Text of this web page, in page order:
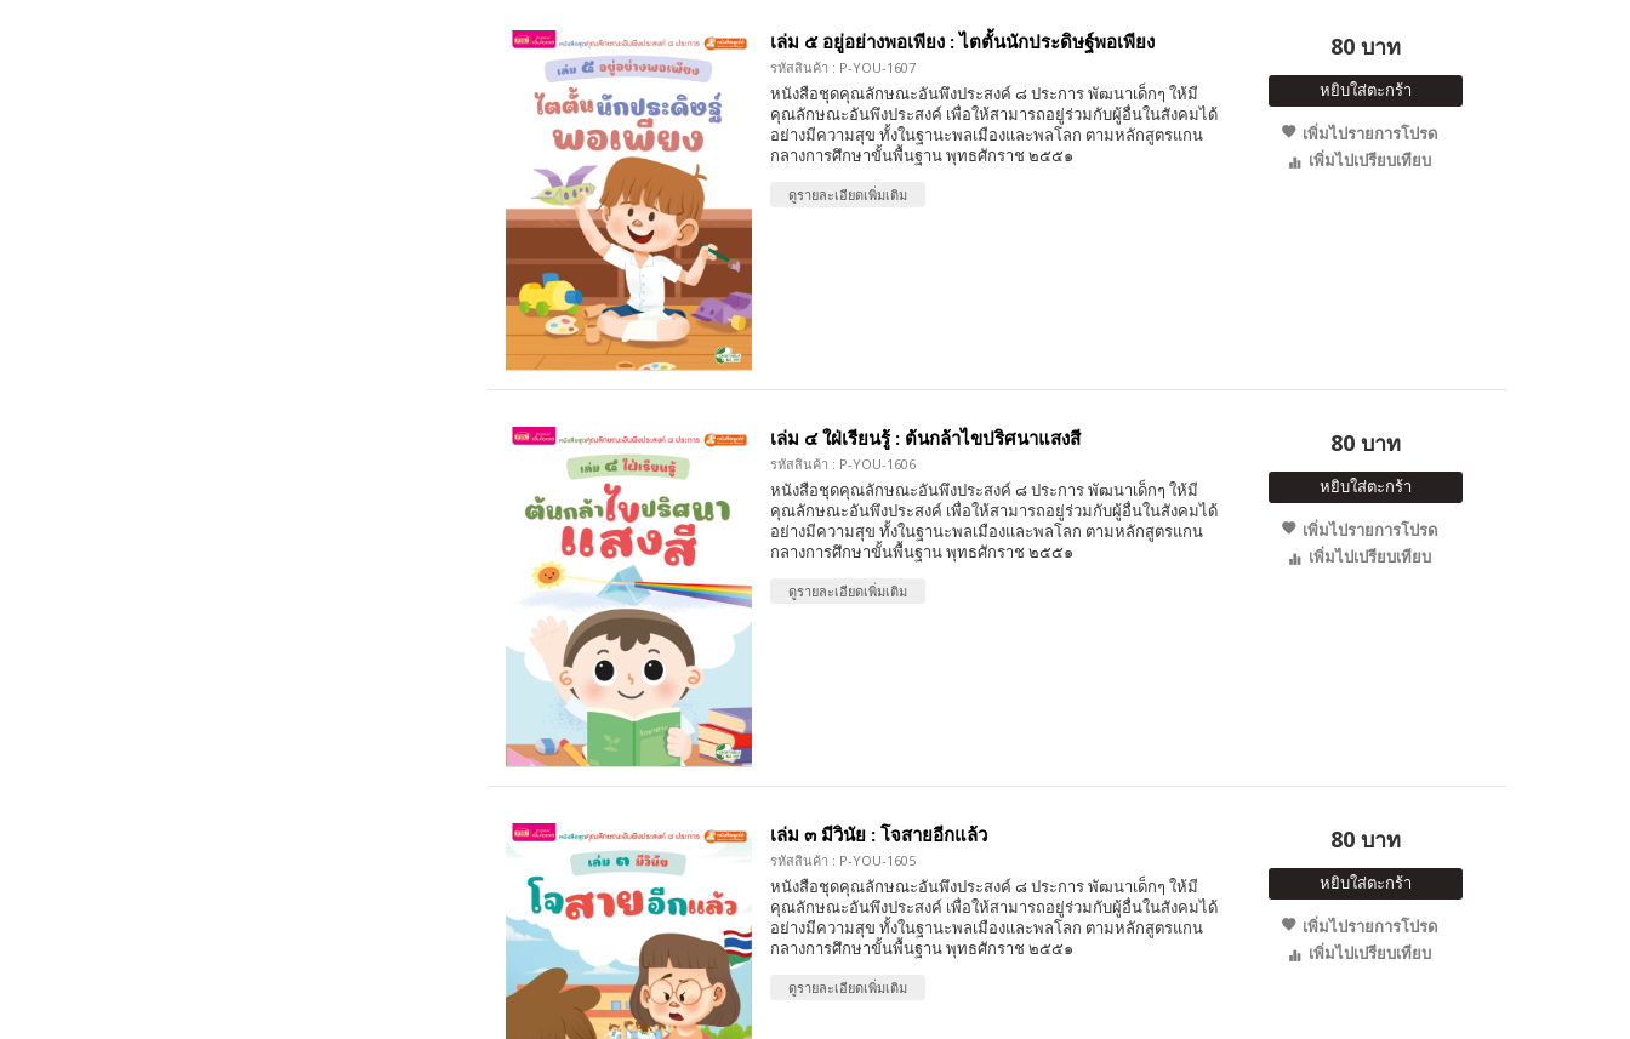
เล่ม ๕ อยู่อย่างพอเพียง : ไตตั้นนักประดิษฐ์พอเพียง
รหัสสินค้า : P-YOU-1607
หนังสือชุดคุณลักษณะอันพึงประสงค์ ๘ ประการ พัฒนาเด็กๆ ให้มี
คุณลักษณะอันพึงประสงค์ เพื่อให้สามารถอยู่ร่วมกับผู้อื่นในสังคมได้
อย่างมีความสุข ทั้งในฐานะพลเมืองและพลโลก ตามหลักสูตรแกน
กลางการศึกษาขั้นพื้นฐาน พุทธศักราช ๒๕๕๑
ดูรายละเอียดเพิ่มเติม
80 บาท
หยิบใส่ตะกร้า
เพิ่มไปรายการโปรด
เพิ่มไปเปรียบเทียบ
เล่ม ๔ ใฝ่เรียนรู้ : ต้นกล้าไขปริศนาแสงสี
รหัสสินค้า : P-YOU-1606
หนังสือชุดคุณลักษณะอันพึงประสงค์ ๘ ประการ พัฒนาเด็กๆ ให้มี
คุณลักษณะอันพึงประสงค์ เพื่อให้สามารถอยู่ร่วมกับผู้อื่นในสังคมได้
อย่างมีความสุข ทั้งในฐานะพลเมืองและพลโลก ตามหลักสูตรแกน
กลางการศึกษาขั้นพื้นฐาน พุทธศักราช ๒๕๕๑
ดูรายละเอียดเพิ่มเติม
80 บาท
หยิบใส่ตะกร้า
เพิ่มไปรายการโปรด
เพิ่มไปเปรียบเทียบ
เล่ม ๓ มีวินัย : โจสายอีกแล้ว
รหัสสินค้า : P-YOU-1605
หนังสือชุดคุณลักษณะอันพึงประสงค์ ๘ ประการ พัฒนาเด็กๆ ให้มี
คุณลักษณะอันพึงประสงค์ เพื่อให้สามารถอยู่ร่วมกับผู้อื่นในสังคมได้
อย่างมีความสุข ทั้งในฐานะพลเมืองและพลโลก ตามหลักสูตรแกน
กลางการศึกษาขั้นพื้นฐาน พุทธศักราช ๒๕๕๑
ดูรายละเอียดเพิ่มเติม
80 บาท
หยิบใส่ตะกร้า
เพิ่มไปรายการโปรด
เพิ่มไปเปรียบเทียบ